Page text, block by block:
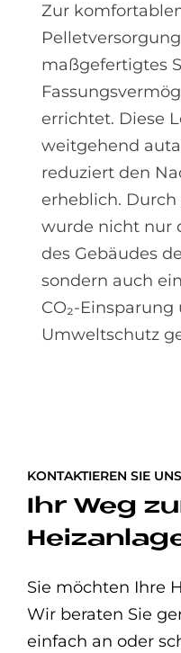
Zur
maßgefertigtes
errichtet. Diese
weitgehend
reduziert den
erheblich.
wurde nicht nur
des Gebäudes
sondern auch
CO₂-
Umweltschutz
KONTAKTIEREN SIE
Ihr Weg
Sie möchten Ihre
Wir beraten Sie
einfach an oder